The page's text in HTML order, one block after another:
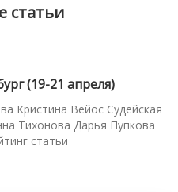
статьи
(19-21 апреля)
Кристина Вейос Судейская
Тихонова Дарья Пупкова
статьи